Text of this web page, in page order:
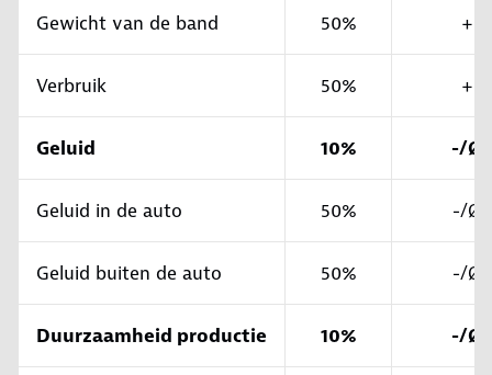
Gewicht van de band 50% +
Verbruik 50% +
Geluid 10% -/Ø
Geluid in de auto 50% -/Ø
Geluid buiten de auto 50% -/Ø
Duurzaamheid productie 10% -/Ø